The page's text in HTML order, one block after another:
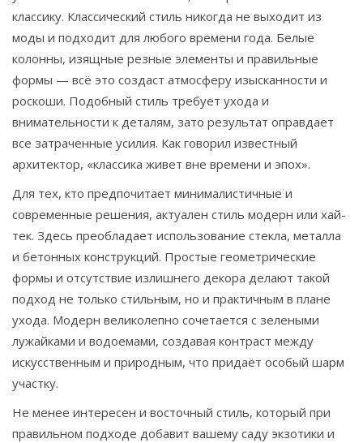
классику. Классический стиль никогда не выходит из
моды и подходит для любого времени года. Белые
колонны, изящные резные элементы и правильные
формы — всё это создаст атмосферу изысканности и
роскоши. Подобный стиль требует ухода и
внимательности к деталям, зато результат оправдает
все затраченные усилия. Как говорил известный
архитектор, «классика живет вне времени и эпох».
Для тех, кто предпочитает минималистичные и
современные решения, актуален стиль модерн или хай-
тек. Здесь преобладает использование стекла, металла
и бетонных конструкций. Простые геометрические
формы и отсутствие излишнего декора делают такой
подход не только стильным, но и практичным в плане
ухода. Модерн великолепно сочетается с зелеными
лужайками и водоемами, создавая контраст между
искусственным и природным, что придаёт особый шарм
участку.
Не менее интересен и восточный стиль, который при
правильном подходе добавит вашему саду экзотики и